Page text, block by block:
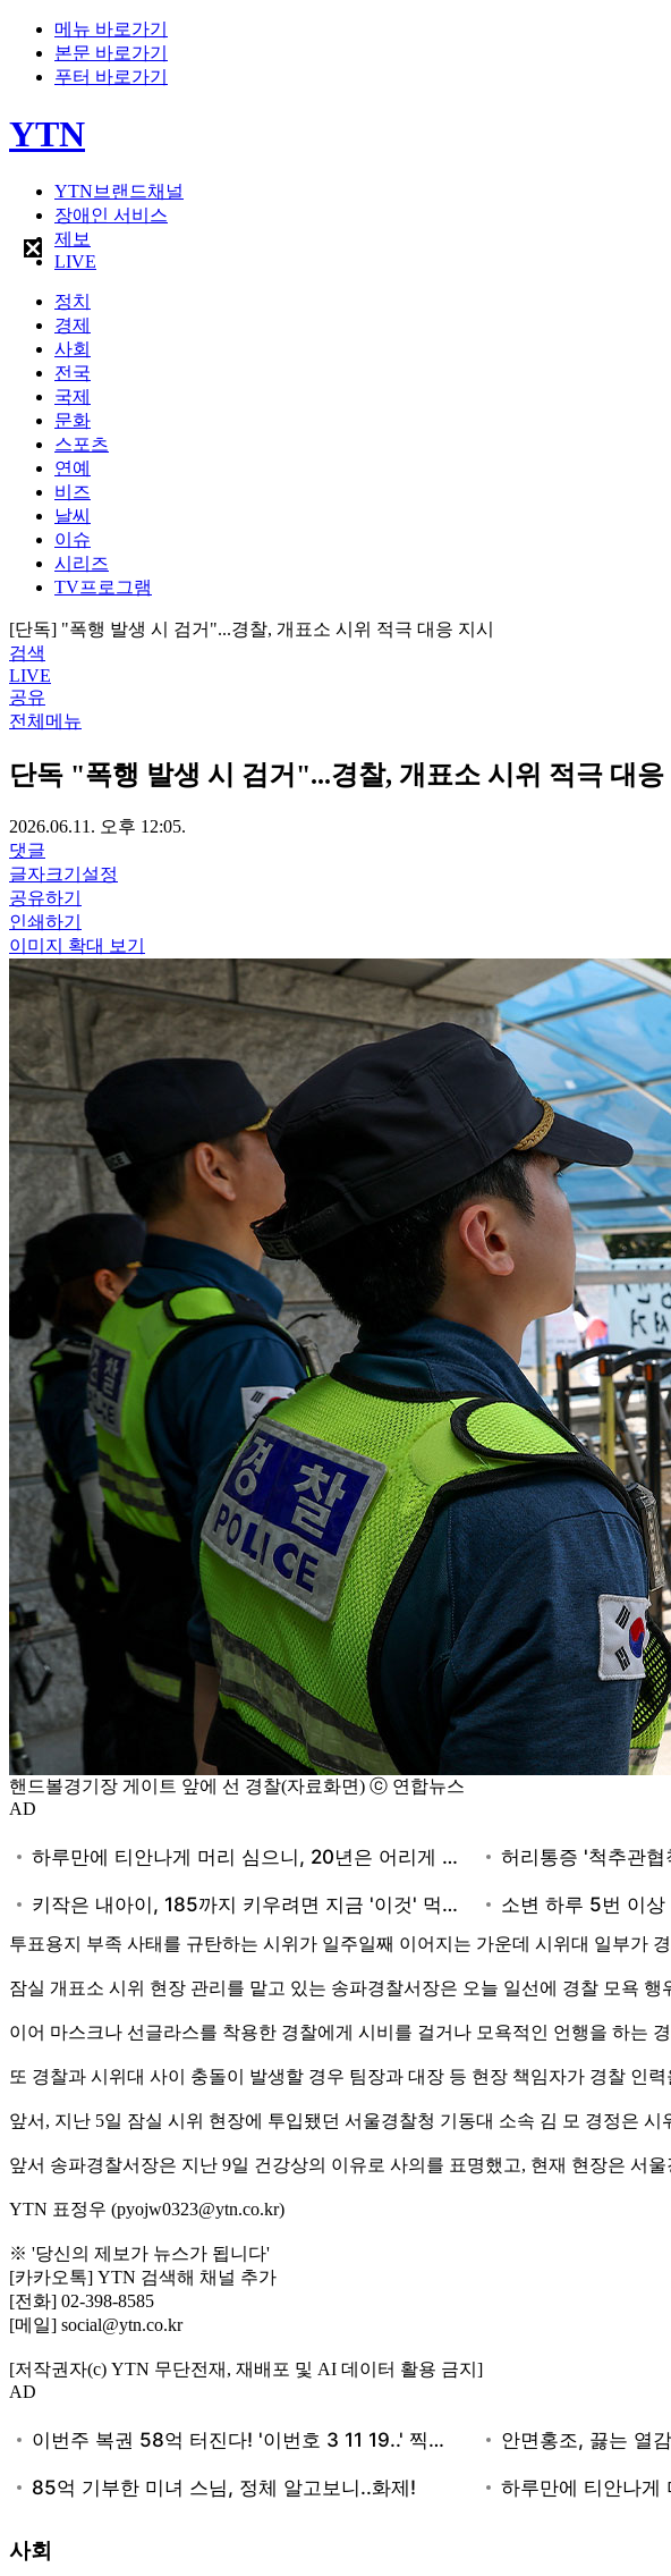
메뉴 바로가기
본문 바로가기
푸터 바로가기
YTN
YTN브랜드채널
장애인 서비스
제보
LIVE
정치
경제
사회
전국
국제
문화
스포츠
연예
비즈
날씨
이슈
시리즈
TV프로그램
[단독] "폭행 발생 시 검거"...경찰, 개표소 시위 적극 대응 지시
검색
LIVE
공유
전체메뉴
단독 "폭행 발생 시 검거"...경찰, 개표소 시위 적극 대응
2026.06.11. 오후 12:05.
댓글
글자크기설정
공유하기
인쇄하기
이미지 확대 보기
핸드볼경기장 게이트 앞에 선 경찰(자료화면) ⓒ 연합뉴스
AD
투표용지 부족 사태를 규탄하는 시위가 일주일째 이어지는 가운데 시위대 일부가
잠실 개표소 시위 현장 관리를 맡고 있는 송파경찰서장은 오늘 일선에 경찰 모욕
이어 마스크나 선글라스를 착용한 경찰에게 시비를 걸거나 모욕적인 언행을 하는
또 경찰과 시위대 사이 충돌이 발생할 경우 팀장과 대장 등 현장 책임자가 경찰 인
앞서, 지난 5일 잠실 시위 현장에 투입됐던 서울경찰청 기동대 소속 김 모 경정은
앞서 송파경찰서장은 지난 9일 건강상의 이유로 사의를 표명했고, 현재 현장은 서
YTN 표정우 (pyojw0323@ytn.co.kr)
※ '당신의 제보가 뉴스가 됩니다'
[카카오톡] YTN 검색해 채널 추가
[전화] 02-398-8585
[메일] social@ytn.co.kr
[저작권자(c) YTN 무단전재, 재배포 및 AI 데이터 활용 금지]
AD
사회